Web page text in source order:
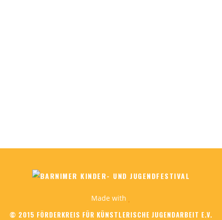
Made with
© 2015 FÖRDERKREIS FÜR KÜNSTLERISCHE JUGENDARBEIT E.V.